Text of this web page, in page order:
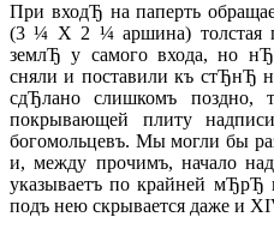
При входЂ на паперть
(3 ¼ Х 2 ¼ аршина) толстая
землЂ у самого входа, но
сняли и поставили къ стЂнЂ
сдЂлано слишкомъ поздно,
покрывающей плиту
богомольцевъ. Мы могли бы
и, между прочимъ, начало
указываетъ по крайней
подъ нею скрывается даже и